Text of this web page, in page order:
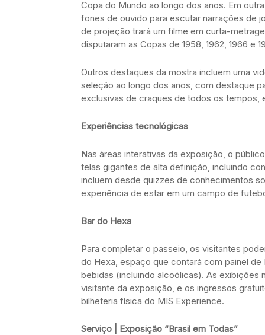
Copa do Mundo ao longo dos anos. Em
fones de ouvido para escutar narrações de
de projeção trará um filme em curta-
disputaram as Copas de 1958, 1962, 1966 e
Outros destaques da mostra incluem uma
seleção ao longo dos anos, com destaque
exclusivas de craques de todos os tempos,
Experiências tecnológicas
Nas áreas interativas da exposição, o
telas gigantes de alta definição, incluindo
incluem desde quizzes de conhecimentos
experiência de estar em um campo de
Bar do Hexa
Para completar o passeio, os visitantes
do Hexa, espaço que contará com painel
bebidas (incluindo alcoólicas). As exibições
visitante da exposição, e os ingressos
bilheteria física do MIS Experience.
Serviço | Exposição “Brasil em Todas”